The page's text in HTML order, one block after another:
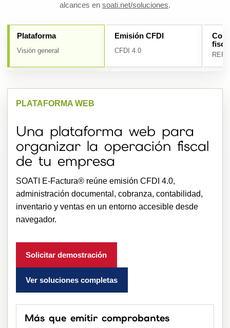
alcances en soati.net/soluciones.
Plataforma
Visión general
Emisión CFDI
CFDI 4.0
REP,
PLATAFORMA WEB
Una plataforma web para
organizar la operación fiscal
de tu empresa
SOATI E-Factura® reúne emisión CFDI 4.0,
administración documental, cobranza, contabilidad,
inventario y ventas en un entorno accesible desde
navegador.
Solicitar demostración
Ver soluciones completas
Más que emitir comprobantes